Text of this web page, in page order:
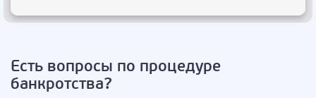
Есть вопросы по процедуре
банкротства?